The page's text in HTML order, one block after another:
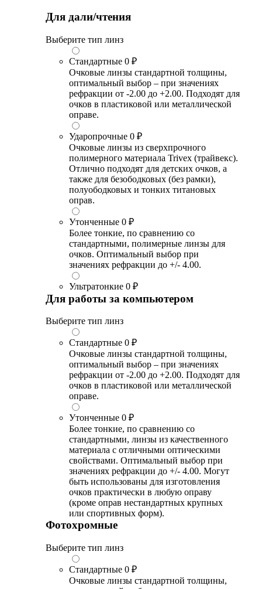
Для дали/чтения
Выберите тип линз
Стандартные 0 ₽
Очковые линзы стандартной толщины,
оптимальный выбор – при значениях
рефракции от -2.00 до +2.00. Подходят для
очков в пластиковой или металлической
оправе.
Ударопрочные 0 ₽
Очковые линзы из сверхпрочного
полимерного материала Trivex (трайвекс).
Отлично подходят для детских очков, а
также для безободковых (без рамки),
полуободковых и тонких титановых
оправ.
Утонченные 0 ₽
Более тонкие, по сравнению со
стандартными, полимерные линзы для
очков. Оптимальный выбор при
значениях рефракции до +/- 4.00.
Ультратонкие 0 ₽
Для работы за компьютером
Выберите тип линз
Стандартные 0 ₽
Очковые линзы стандартной толщины,
оптимальный выбор – при значениях
рефракции от -2.00 до +2.00. Подходят для
очков в пластиковой или металлической
оправе.
Утонченные 0 ₽
Более тонкие, по сравнению со
стандартными, линзы из качественного
материала с отличными оптическими
свойствами. Оптимальный выбор при
значениях рефракции до +/- 4.00. Могут
быть использованы для изготовления
очков практически в любую оправу
(кроме оправ нестандартных крупных
или спортивных форм).
Фотохромные
Выберите тип линз
Стандартные 0 ₽
Очковые линзы стандартной толщины,